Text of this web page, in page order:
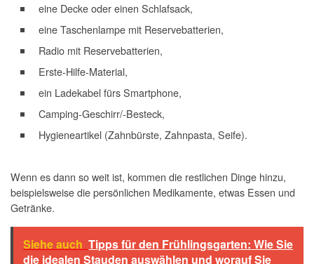
eine Decke oder einen Schlafsack,
eine Taschenlampe mit Reservebatterien,
Radio mit Reservebatterien,
Erste-Hilfe-Material,
ein Ladekabel fürs Smartphone,
Camping-Geschirr/-Besteck,
Hygieneartikel (Zahnbürste, Zahnpasta, Seife).
Wenn es dann so weit ist, kommen die restlichen Dinge hinzu,
beispielsweise die persönlichen Medikamente, etwas Essen und
Getränke.
Siehe auch Tipps für den Frühlingsgarten: Wie Sie
die idealen Stauden auswählen und worauf Sie